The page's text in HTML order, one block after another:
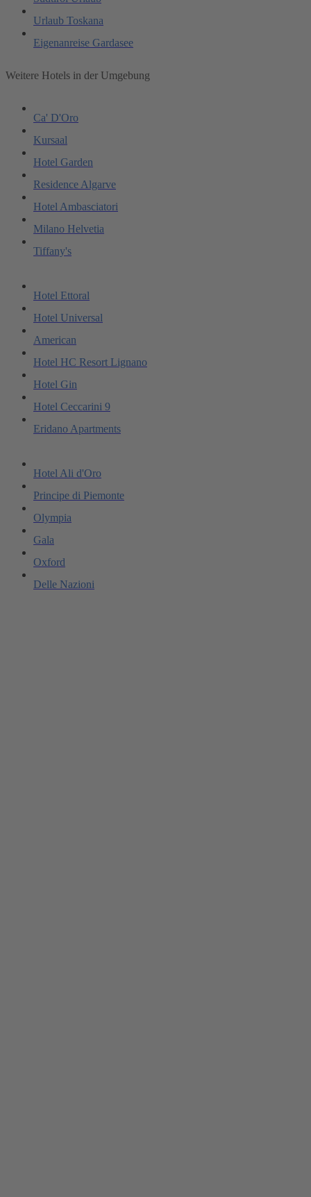
Urlaub Toskana
Eigenanreise Gardasee
Weitere Hotels in der Umgebung
Ca' D'Oro
Kursaal
Hotel Garden
Residence Algarve
Hotel Ambasciatori
Milano Helvetia
Tiffany's
Hotel Ettoral
Hotel Universal
American
Hotel HC Resort Lignano
Hotel Gin
Hotel Ceccarini 9
Eridano Apartments
Hotel Ali d'Oro
Principe di Piemonte
Olympia
Gala
Oxford
Delle Nazioni